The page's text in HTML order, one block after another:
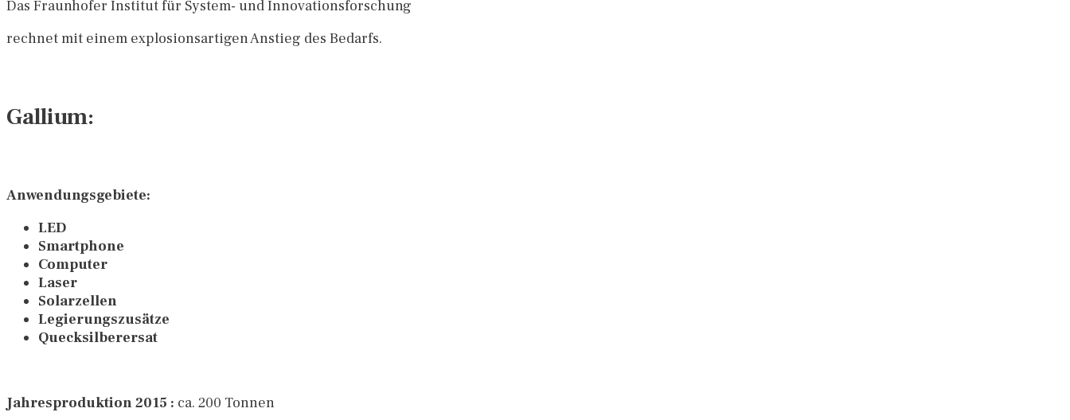
Das Fraunhofer Institut für System- und Innovationsforschung
rechnet mit einem explosionsartigen Anstieg des Bedarfs.
Gallium:
Anwendungsgebiete:
LED
Smartphone
Computer
Laser
Solarzellen
Legierungszusätze
Quecksilberersat
Jahresproduktion 2015 : ca. 200 Tonnen